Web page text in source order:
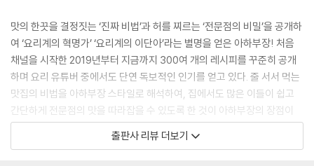
TOP 64 포장마차 두부김치 · 156
TOP 65 황금 소스 탕수육 · 158
TOP 66 주꾸미볶음과 세 친구 · 160
TOP 67 화끈한 국물 닭발 · 162
TOP 68 깻잎순 순대볶음 · 164
TOP 69 환상의 마파두부 · 166
TOP 70 고춧잎 갈치조림 · 168
TOP 71 통영의 맛 충무김밥 · 170
맛의 한끗을 결정짓는 ‘진짜 비법’과 허를 찌르는 ‘전문점의 비밀’을 공개하
여 ‘요리계의 혁명가’ ‘요리계의 이단아’라는 별명을 얻은 아하부장! 처음
채널을 시작한 2019년부터 지금까지 300여 개의 레시피를 꾸준히 공개
하며 요리 유튜버 중에서도 단연 독보적인 인기를 얻고 있다. 줄 서서 먹는
맛집의 비법을 아하부장 스타일로 해석하여, 집에서도 많은 이들이 쉽고
간단하게 전문점의 맛을 따라잡을 수 있도록 한 것이 아하부장의 장점이
다.
출판사 리뷰 더보기